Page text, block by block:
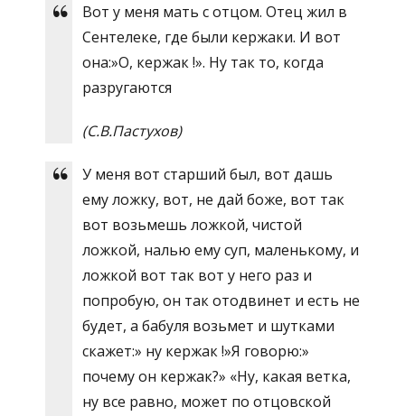
Вот у меня мать с отцом. Отец жил в
Сентелеке, где были кержаки. И вот
она:»О, кержак !». Ну так то, когда
разругаются
(С.В.Пастухов)
У меня вот старший был, вот дашь
ему ложку, вот, не дай боже, вот так
вот возьмешь ложкой, чистой
ложкой, налью ему суп, маленькому, и
ложкой вот так вот у него раз и
попробую, он так отодвинет и есть не
будет, а бабуля возьмет и шутками
скажет:» ну кержак !»Я говорю:»
почему он кержак?» «Ну, какая ветка,
ну все равно, может по отцовской